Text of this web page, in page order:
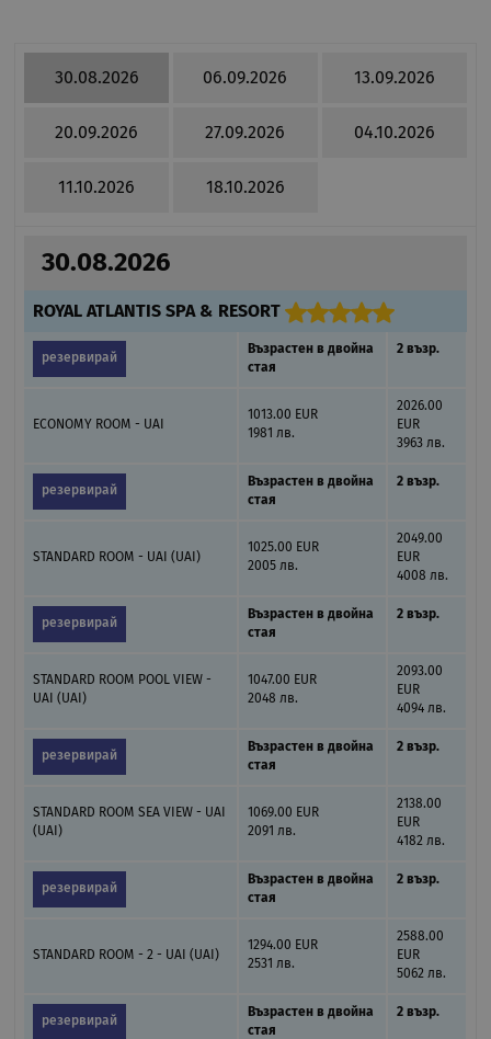
30.08.2026 06.09.2026 13.09.2026
20.09.2026 27.09.2026 04.10.2026
11.10.2026 18.10.2026
30.08.2026
ROYAL ATLANTIS SPA & RESORT
резервирай
Възрастен в двойна
стая
2 възр.
ECONOMY ROOM - UAI
1013.00 EUR
1981 лв.
2026.00
EUR
3963 лв.
резервирай
Възрастен в двойна
стая
2 възр.
STANDARD ROOM - UAI (UAI)
1025.00 EUR
2005 лв.
2049.00
EUR
4008 лв.
резервирай
Възрастен в двойна
стая
2 възр.
STANDARD ROOM POOL VIEW -
UAI (UAI)
1047.00 EUR
2048 лв.
2093.00
EUR
4094 лв.
резервирай
Възрастен в двойна
стая
2 възр.
STANDARD ROOM SEA VIEW - UAI
(UAI)
1069.00 EUR
2091 лв.
2138.00
EUR
4182 лв.
резервирай
Възрастен в двойна
стая
2 възр.
STANDARD ROOM - 2 - UAI (UAI)
1294.00 EUR
2531 лв.
2588.00
EUR
5062 лв.
резервирай
Възрастен в двойна
стая
2 възр.